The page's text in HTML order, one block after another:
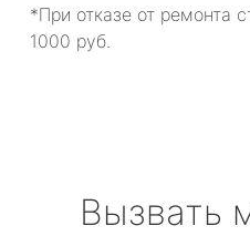
*При отказе от ремонта
1000 руб.
Вызвать